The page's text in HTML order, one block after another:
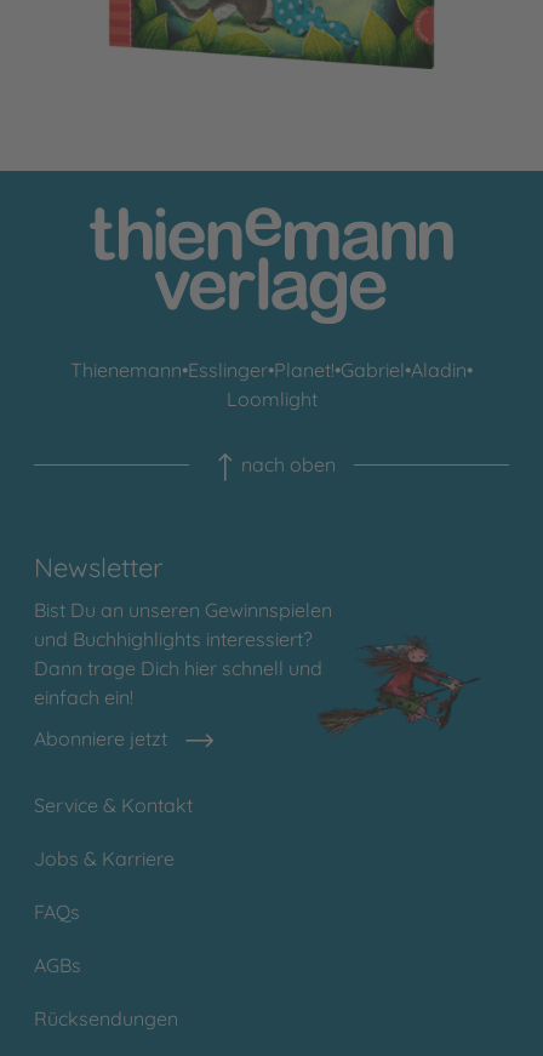
Thienemann•Esslinger•Planet!•Gabriel•Aladin•
Loomlight
nach oben
Newsletter
Bist Du an unseren Gewinnspielen
und Buchhighlights interessiert?
Dann trage Dich hier schnell und
einfach ein!
Abonniere jetzt
Service & Kontakt
Jobs & Karriere
FAQs
AGBs
Rücksendungen